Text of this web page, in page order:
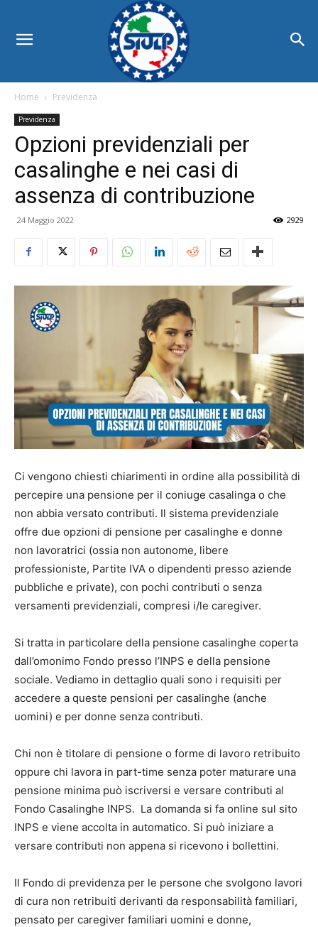
Home Previdenza
Previdenza
Opzioni previdenziali per
casalinghe e nei casi di
assenza di contribuzione
24 Maggio 2022 2929
Ci vengono chiesti chiarimenti in ordine alla possibilità di
percepire una pensione per il coniuge casalinga o che
non abbia versato contributi. Il sistema previdenziale
offre due opzioni di pensione per casalinghe e donne
non lavoratrici (ossia non autonome, libere
professioniste, Partite IVA o dipendenti presso aziende
pubbliche e private), con pochi contributi o senza
versamenti previdenziali, compresi i/le caregiver.
Si tratta in particolare della pensione casalinghe coperta
dall’omonimo Fondo presso l’INPS e della pensione
sociale. Vediamo in dettaglio quali sono i requisiti per
accedere a queste pensioni per casalinghe (anche
uomini) e per donne senza contributi.
Chi non è titolare di pensione o forme di lavoro retribuito
oppure chi lavora in part-time senza poter maturare una
pensione minima può iscriversi e versare contributi al
Fondo Casalinghe INPS. La domanda si fa online sul sito
INPS e viene accolta in automatico. Si può iniziare a
versare contributi non appena si ricevono i bollettini.
Il Fondo di previdenza per le persone che svolgono lavori
di cura non retribuiti derivanti da responsabilità familiari,
pensato per caregiver familiari uomini e donne,